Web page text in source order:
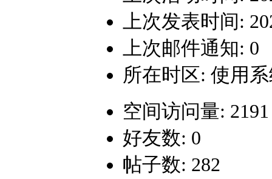
上次发表时间:
上次邮件通知: 0
所在时区: 使用
空间访问量: 2191
好友数: 0
帖子数: 282